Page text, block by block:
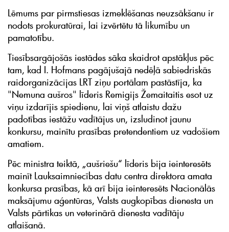
Lēmums par pirmstiesas izmeklēšanas neuzsākšanu ir
nodots prokuratūrai, lai izvērtētu tā likumību un
pamatotību.
Tiesībsargājošās iestādes sāka skaidrot apstākļus pēc
tam, kad I. Hofmans pagājušajā nedēļā sabiedriskās
raidorganizācijas LRT ziņu portālam pastāstīja, ka
"Nemuna aušros" līderis Remigijs Žemaitaitis esot uz
viņu izdarījis spiedienu, lai viņš atlaistu dažu
padotības iestāžu vadītājus un, izsludinot jaunu
konkursu, mainītu prasības pretendentiem uz vadošiem
amatiem.
Pēc ministra teiktā, „aušriešu“ līderis bija ieinteresēts
mainīt Lauksaimniecības datu centra direktora amata
konkursa prasības, kā arī bija ieinteresēts Nacionālās
maksājumu aģentūras, Valsts augkopības dienesta un
Valsts pārtikas un veterinārā dienesta vadītāju
atlaišanā.